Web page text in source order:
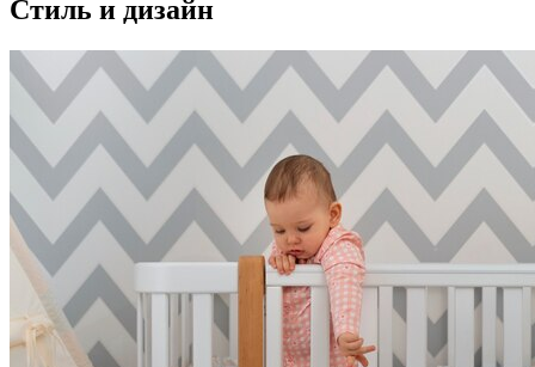
Стиль и дизайн